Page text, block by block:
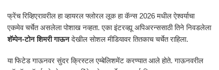
फ्रेंच रिव्हिएरावरील हा व्हायरल फ्लोरल लूक हा कॅन्स 2026 मधील ऐश्वर्याचा
एकमेव चर्चेत असलेला पोशाख नव्हता. एका इंटरव्ह्यू अपिअरन्ससाठी तिने निवडलेला
शॅम्पेन-टोन शिमरी गाऊनदेखील सोशल मीडियावर तितकाच चर्चेत राहिला.
या फिटेड गाऊनवर सुंदर क्रिस्टल एम्बेलिशमेंट करण्यात आले होते. गाऊनवरील